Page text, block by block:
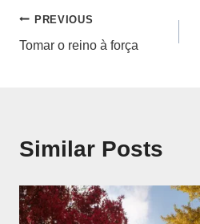
Navegação
de
PREVIOUS
Tomar o reino à força
Similar Posts